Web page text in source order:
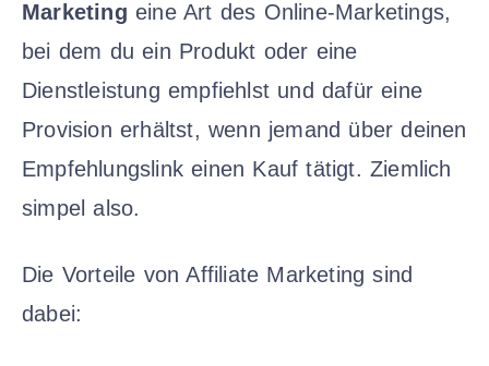
Marketing eine Art des Online-Marketings,
bei dem du ein Produkt oder eine
Dienstleistung empfiehlst und dafür eine
Provision erhältst, wenn jemand über deinen
Empfehlungslink einen Kauf tätigt. Ziemlich
simpel also.
Die Vorteile von Affiliate Marketing sind
dabei: